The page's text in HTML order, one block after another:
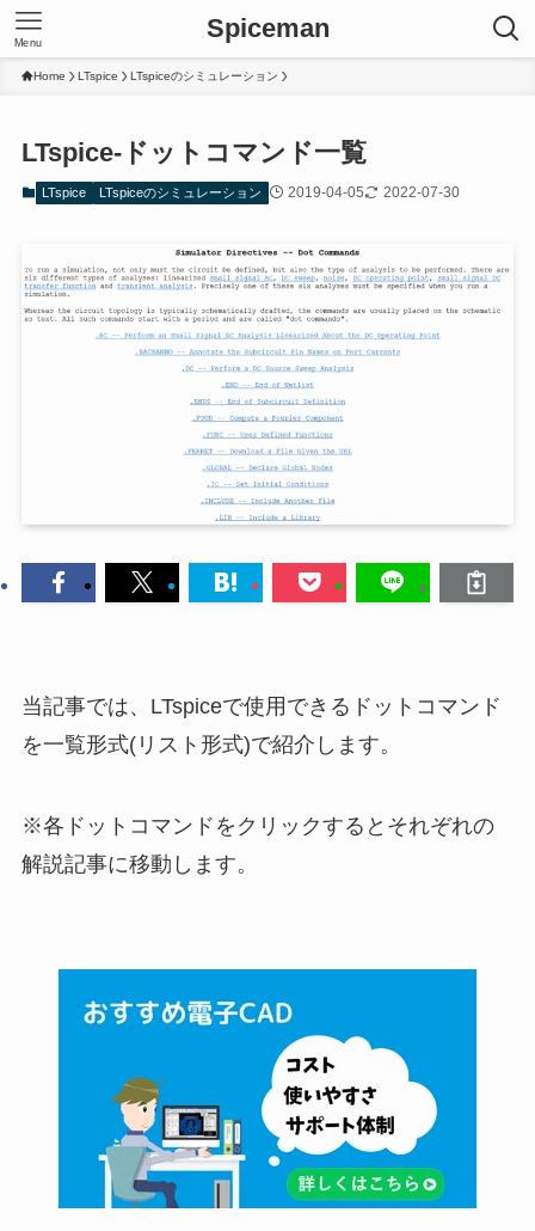
Spiceman
Menu
Home LTspice LTspiceのシミュレーション
LTspice-ドットコマンド一覧
LTspice LTspiceのシミュレーション 2019-04-05 2022-07-30
当記事では、LTspiceで使用できるドットコマンド
を一覧形式(リスト形式)で紹介します。
※各ドットコマンドをクリックするとそれぞれの
解説記事に移動します。